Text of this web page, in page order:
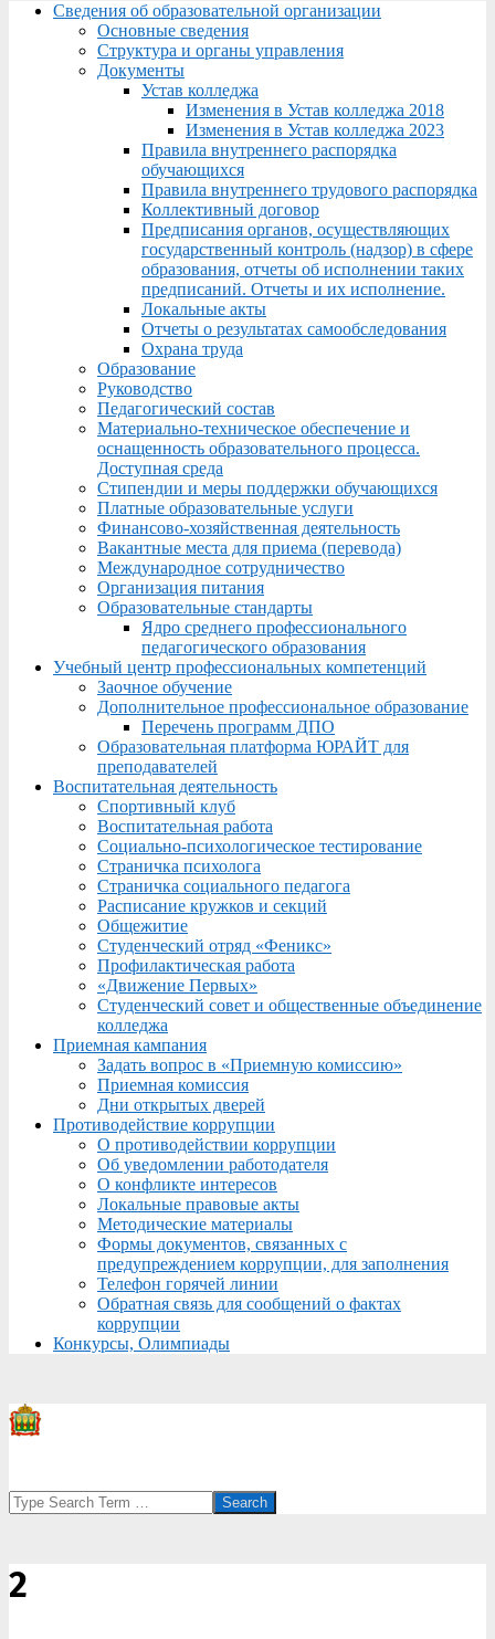
Menu
Сведения об образовательной организации
Основные сведения
Структура и органы управления
Документы
Устав колледжа
Изменения в Устав колледжа 2018
Изменения в Устав колледжа 2023
Правила внутреннего распорядка
обучающихся
Правила внутреннего трудового распорядка
Коллективный договор
Предписания органов, осуществляющих
государственный контроль (надзор) в сфере
образования, отчеты об исполнении таких
предписаний. Отчеты и их исполнение.
Локальные акты
Отчеты о результатах самообследования
Охрана труда
Образование
Руководство
Педагогический состав
Материально-техническое обеспечение и
оснащенность образовательного процесса.
Доступная среда
Стипендии и меры поддержки обучающихся
Платные образовательные услуги
Финансово-хозяйственная деятельность
Вакантные места для приема (перевода)
Международное сотрудничество
Организация питания
Образовательные стандарты
Ядро среднего профессионального
педагогического образования
Учебный центр профессиональных компетенций
Заочное обучение
Дополнительное профессиональное образование
Перечень программ ДПО
Образовательная платформа ЮРАЙТ для
преподавателей
Воспитательная деятельность
Спортивный клуб
Воспитательная работа
Социально-психологическое тестирование
Страничка психолога
Страничка социального педагога
Расписание кружков и секций
Общежитие
Студенческий отряд «Феникс»
Профилактическая работа
«Движение Первых»
Студенческий совет и общественные объединение
колледжа
Приемная кампания
Задать вопрос в «Приемную комиссию»
Приемная комиссия
Дни открытых дверей
Противодействие коррупции
О противодействии коррупции
Об уведомлении работодателя
О конфликте интересов
Локальные правовые акты
Методические материалы
Формы документов, связанных с
предупреждением коррупции, для заполнения
Телефон горячей линии
Обратная связь для сообщений о фактах
коррупции
Конкурсы, Олимпиады
Search
2